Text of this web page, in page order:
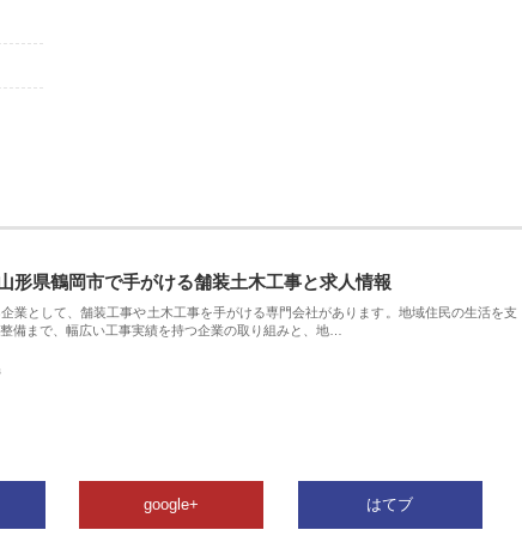
形県鶴岡市で手がける舗装土木工事と求人情報
業として、舗装工事や土木工事を手がける専門会社があります。地域住民の生活を支
備まで、幅広い工事実績を持つ企業の取り組みと、地…
google+ はてブ